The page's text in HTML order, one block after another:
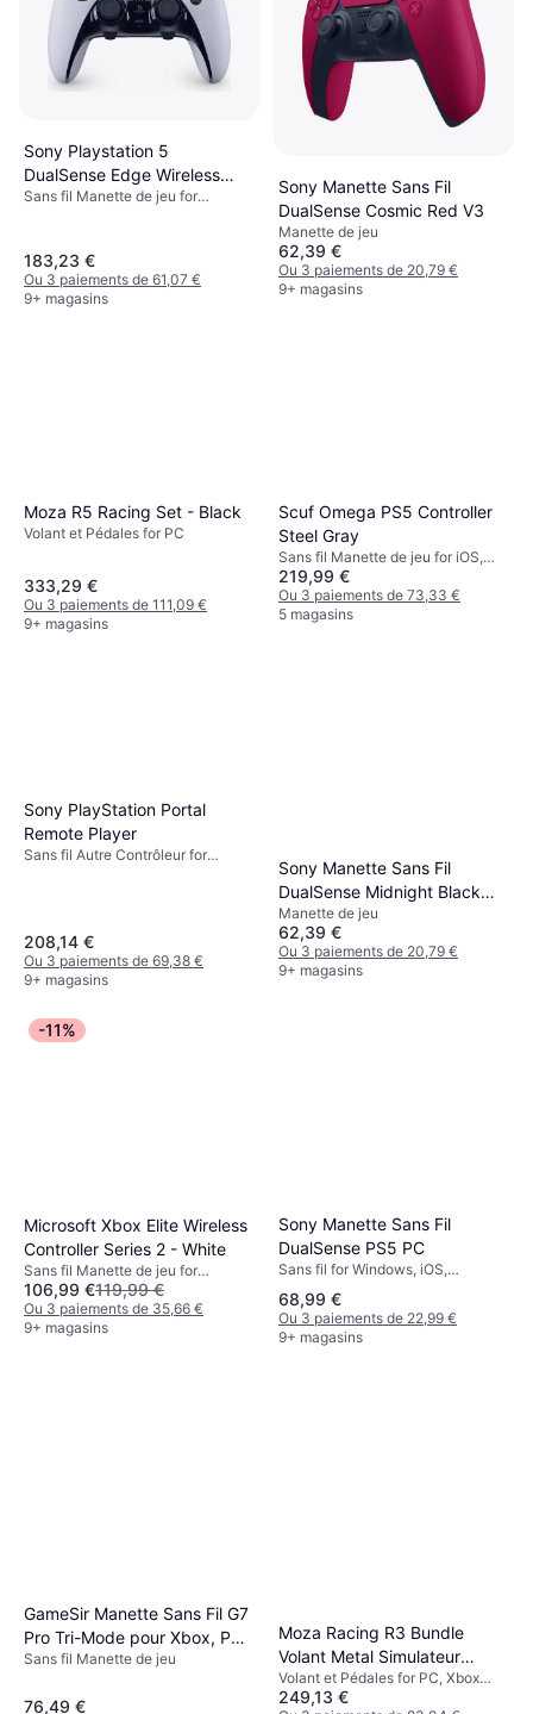
Sony Playstation 5
DualSense Edge Wireless
Controller - White
Sans fil Manette de jeu for
183,23 €
Ou 3 paiements de 61,07 €
9+ magasins
Sony Manette Sans Fil
DualSense Cosmic Red V3
Manette de jeu
62,39 €
Ou 3 paiements de 20,79 €
9+ magasins
Moza R5 Racing Set - Black
Volant et Pédales for PC
333,29 €
Ou 3 paiements de 111,09 €
9+ magasins
Scuf Omega PS5 Controller
Steel Gray
Sans fil Manette de jeu for iOS,
PC, Android, PlayStation 5
219,99 €
Ou 3 paiements de 73,33 €
5 magasins
Sony PlayStation Portal
Remote Player
Sans fil Autre Contrôleur for
208,14 €
Ou 3 paiements de 69,38 €
9+ magasins
Sony Manette Sans Fil
DualSense Midnight Black
PS5
Manette de jeu
62,39 €
Ou 3 paiements de 20,79 €
9+ magasins
-11%
Microsoft Xbox Elite Wireless
Controller Series 2 - White
Sans fil Manette de jeu for
Android, Xbox Series X, Xbox One,
PC, iOS
106,99 €119,99 €
Ou 3 paiements de 35,66 €
9+ magasins
Sony Manette Sans Fil
DualSense PS5 PC
Sans fil for Windows, iOS,
Android, PC
68,99 €
Ou 3 paiements de 22,99 €
9+ magasins
GameSir Manette Sans Fil G7
Pro Tri-Mode pour Xbox, PC
et Mobile - Blanc Mécanique
Sans fil Manette de jeu
76,49 €
Moza Racing R3 Bundle
Volant Metal Simulateur
Course
Volant et Pédales for PC, Xbox
Series S, Xbox One, Xbox Series X
249,13 €